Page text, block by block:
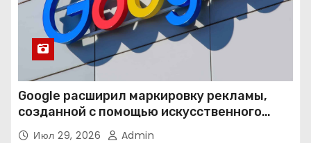
Google расширил маркировку рекламы,
созданной с помощью искусственного
интеллекта
Июл 29, 2026 Admin